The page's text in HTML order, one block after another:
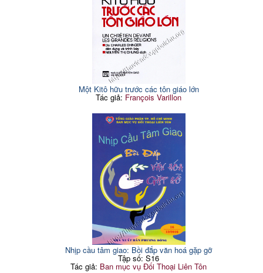
Một Kitô hữu trước các tôn giáo lớn
Tác giả: François Varillon
Nhịp cầu tâm giao: Bồi đắp văn hoá gặp gỡ
Tập số: S16
Tác giả: Ban mục vụ Đối Thoại Liên Tôn